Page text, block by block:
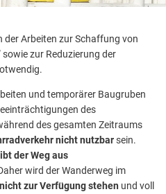
der Arbeiten zur Schaffung von
sowie zur Reduzierung der
und temporärer Baugruben
des
des gesamten Zeitraums
nicht nutzbarsein.
der Weg aus
wird der Wanderweg im
nicht zur Verfügung stehen und voll